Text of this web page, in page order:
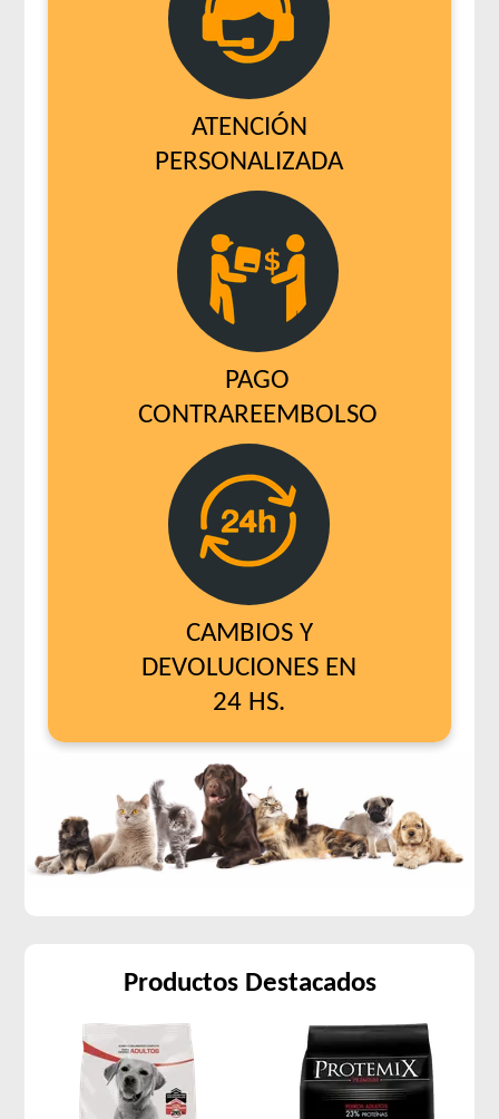
ATENCIÓN
PERSONALIZADA
PAGO
CONTRAREEMBOLSO
CAMBIOS Y
DEVOLUCIONES EN
24 HS.
Productos Destacados